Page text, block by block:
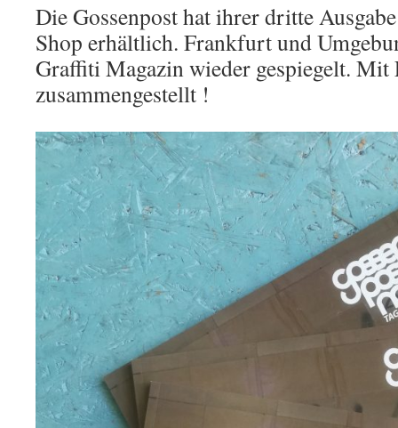
Die Gossenpost hat ihrer dritte
Shop erhältlich. Frankfurt und
Graffiti Magazin wieder gespiegelt. Mit
zusammengestellt !